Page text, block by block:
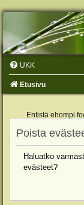
UKK
Etusivu
Entistä ehompi
Poista
Haluatko
evästeet?